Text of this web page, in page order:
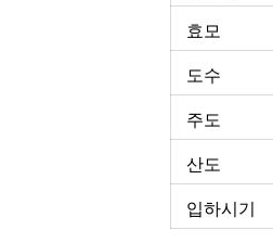
효모
도수
주도
산도
입하시기